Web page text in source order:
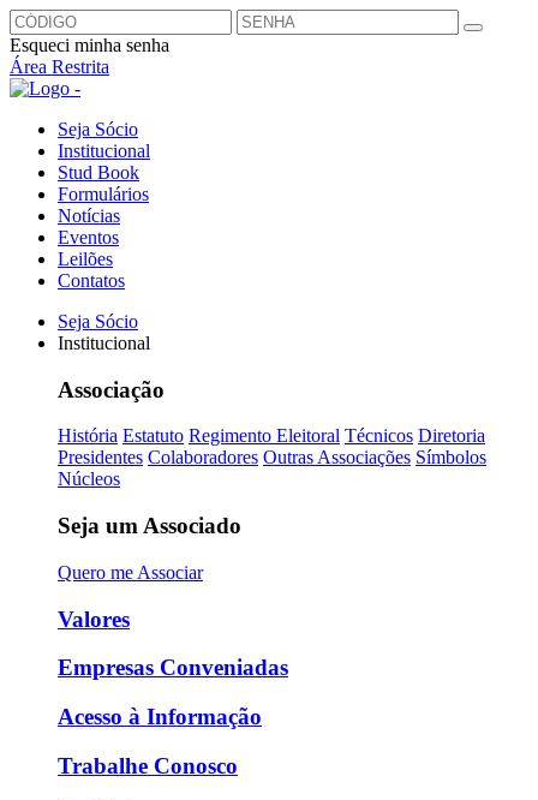
Esqueci minha senha
Área Restrita
Seja Sócio
Institucional
Stud Book
Formulários
Notícias
Eventos
Leilões
Contatos
Seja Sócio
Institucional
Associação
História Estatuto Regimento Eleitoral Técnicos Diretoria
Presidentes Colaboradores Outras Associações Símbolos
Núcleos
Seja um Associado
Quero me Associar
Valores
Empresas Conveniadas
Acesso à Informação
Trabalhe Conosco